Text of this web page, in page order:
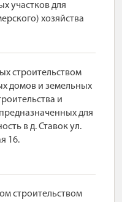
участков для
хозяйства
строительством
домов и земельных
и
для
в д. Ставок ул.
16.
строительством